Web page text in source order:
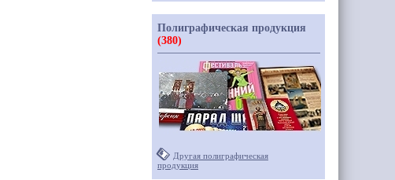
Полиграфическая продукция
(380)
Другая полиграфическая
продукция